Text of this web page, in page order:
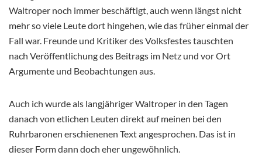
Waltroper noch immer beschäftigt, auch wenn längst nicht
mehr so viele Leute dort hingehen, wie das früher einmal der
Fall war. Freunde und Kritiker des Volksfestes tauschten
nach Veröffentlichung des Beitrags im Netz und vor Ort
Argumente und Beobachtungen aus.
Auch ich wurde als langjähriger Waltroper in den Tagen
danach von etlichen Leuten direkt auf meinen bei den
Ruhrbaronen erschienenen Text angesprochen. Das ist in
dieser Form dann doch eher ungewöhnlich.